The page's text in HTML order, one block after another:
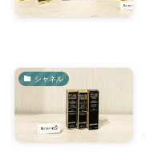
シャネル